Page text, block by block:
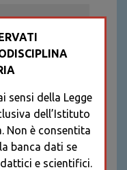
SONO
sensi della Legge
dell’Istituto
Non è consentita
banca dati se
e scientifici.